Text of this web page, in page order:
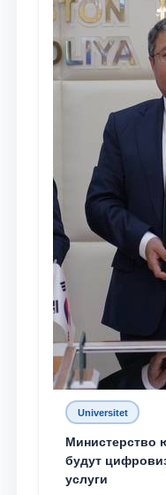
Universitet
Министерство
будут
услуги